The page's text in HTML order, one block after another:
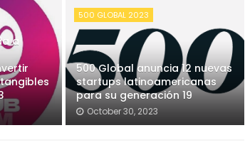
a
500 GLOBAL 2023
500 Global anuncia 12 nuevas
startups latinoamericanas
para su generación 19
October 30, 2023